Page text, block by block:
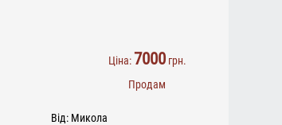
Від: Микола
Ціна:7000грн.
Продам